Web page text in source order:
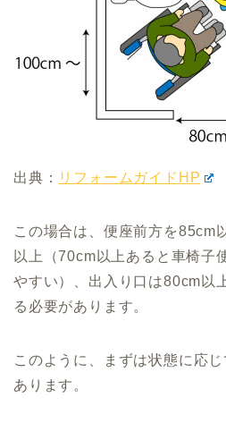
出典： リフォームガイドHP
この場合は、便座前方を85cm
以上（70cm以上あると車椅子
やすい）、出入り口は80cm以
る必要があります。
このように、まずは状態に応
あります。